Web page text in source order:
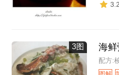
3图 海鲜
配方:
图解